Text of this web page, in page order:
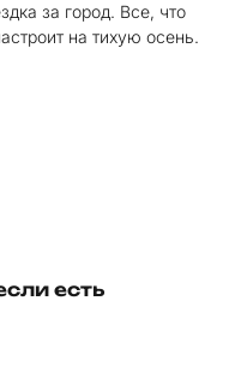
за город. Все, что
на тихую осень.
есть